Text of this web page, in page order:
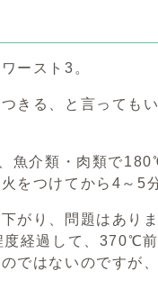
ースト3。
きる、と言っても
介類・肉類で
をつけてから4～5
がり、問題はあり
経過して、370℃
ではないのですが